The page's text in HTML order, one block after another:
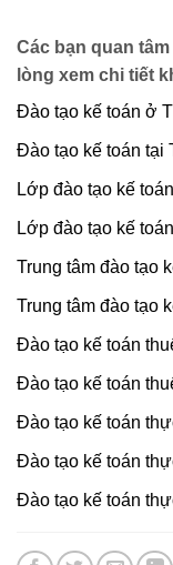
Các bạn quan
lòng xem chi tiết
Đào tạo kế toán ở
Đào tạo kế toán tại
Lớp đào tạo kế
Lớp đào tạo kế
Trung tâm đào tạo
Trung tâm đào tạo
Đào tạo kế toán
Đào tạo kế toán
Đào tạo kế toán
Đào tạo kế toán
Đào tạo kế toán